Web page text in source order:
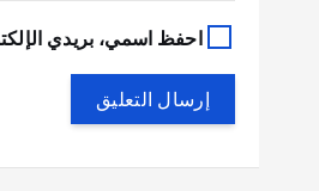
احفظ اسمي، بريدي